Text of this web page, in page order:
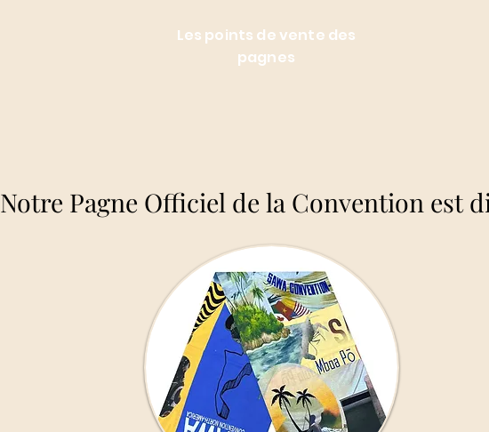
Les points de vente des
pagnes
Notre Pagne Officiel de la Convention est
Notre Pagne Officiel de la Convention est